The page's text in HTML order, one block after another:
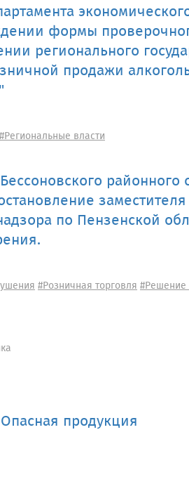
формы
регионального
продажи
#Региональные власти
районного
по Пензенской
#Розничная торговля#Решение
продукция